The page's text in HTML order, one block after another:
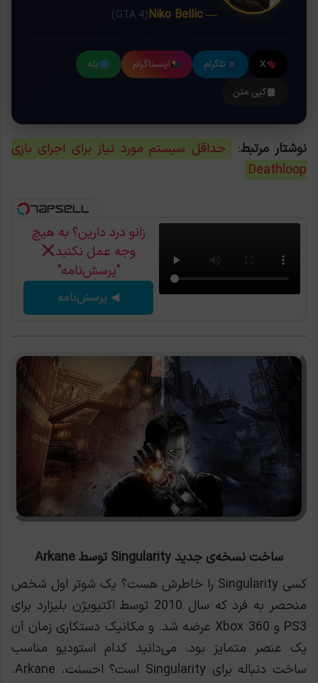
— Niko Bellic
(GTA 4)
X تلگرام اینستاگرام
بله
کپی متن
نوشتار مرتبط:
حداقل سیستم مورد نیاز برای اجرای بازی
Deathloop
زانو درد دارین؟ به هیچ
وجه عمل نکنید
"پرسش‌نامه"
◀ پرسش‌نامه
ساخت نسخه‌ی جدید Singularity توسط Arkane
کسی Singularity را خاطرش هست؟ یک شوتر اول شخص
منحصر به فرد که سال 2010 توسط اکتیویژن بلیزارد برای
PS3 و Xbox 360 عرضه شد. و مکانیک دستکاری زمان آن
یک عنصر متمایز بود. می‌دانيد کدام استودیو مناسب
ساخت دنباله برای Singularity است؟ احسنت، Arkane.